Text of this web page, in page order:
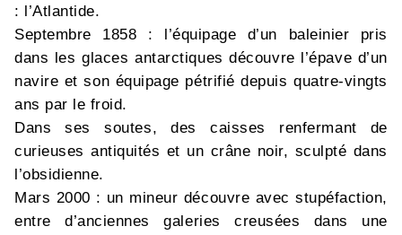
: l’Atlantide.
Septembre 1858 : l’équipage d’un baleinier pris
dans les glaces antarctiques découvre l’épave d’un
navire et son équipage pétrifié depuis quatre-vingts
ans par le froid.
Dans ses soutes, des caisses renfermant de
curieuses antiquités et un crâne noir, sculpté dans
l’obsidienne.
Mars 2000 : un mineur découvre avec stupéfaction,
entre d’anciennes galeries creusées dans une